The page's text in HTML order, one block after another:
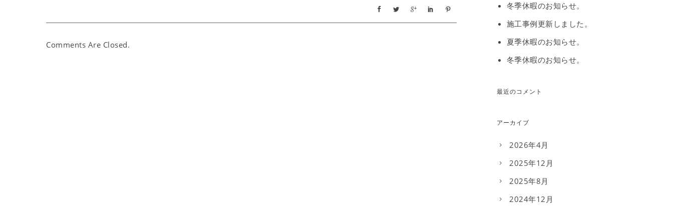
Comments Are Closed.
冬季休暇のお知らせ。
施工事例更新しました。
夏季休暇のお知らせ。
冬季休暇のお知らせ。
最近のコメント
アーカイブ
2026年4月
2025年12月
2025年8月
2024年12月